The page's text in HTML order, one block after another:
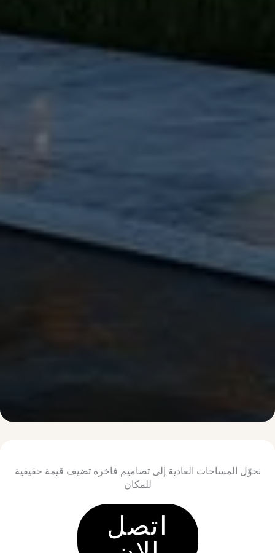
نحوّل المساحات العادية إلى تصاميم فاخرة تضيف قيمة حقيقية
للمكان
اتصل